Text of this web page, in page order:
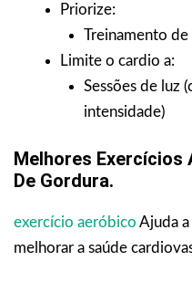
Priorize:
Treinamento
Limite o cardio a:
Sessões de luz
intensidade)
Melhores Exercícios
De Gordura.
exercício aeróbico Ajuda
melhorar a saúde